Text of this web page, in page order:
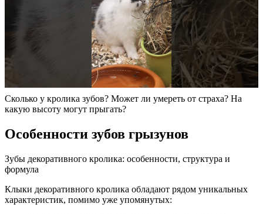
Сколько у кролика зубов? Может ли умереть от страха? На
какую высоту могут прыгать?
Особенности зубов грызунов
Зубы декоративного кролика: особенности, структура и
формула
Клыки декоративного кролика обладают рядом уникальных
характеристик, помимо уже упомянутых: